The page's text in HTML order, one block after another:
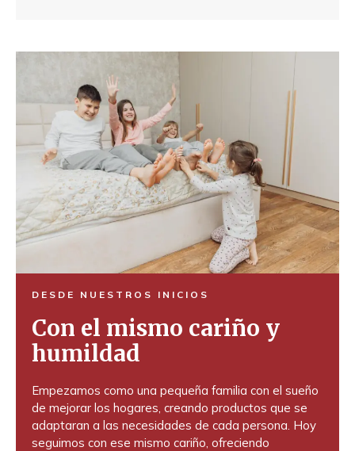
DESDE NUESTROS INICIOS
Con el mismo cariño y
humildad
Empezamos como una pequeña familia con el sueño
de mejorar los hogares, creando productos que se
adaptaran a las necesidades de cada persona. Hoy
seguimos con ese mismo cariño, ofreciendo